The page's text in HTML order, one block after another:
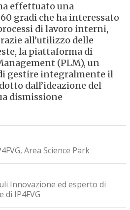
effettuato una
gradi che ha interessato
di lavoro interni,
all’utilizzo delle
la piattaforma di
(PLM), un
gestire integralmente il
dall’ideazione del
dismissione
Area Science Park
Innovazione ed esperto di
di IP4FVG